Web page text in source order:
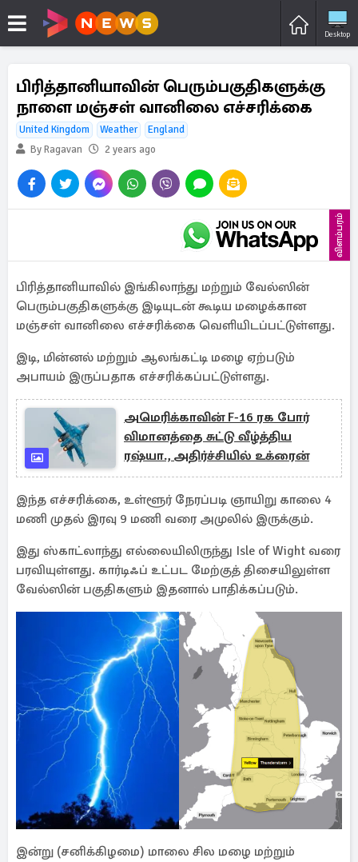
Desktop
பிரித்தானியாவின் பெரும்பகுதிகளுக்கு
நாளை மஞ்சள் வானிலை எச்சரிக்கை
United Kingdom Weather
England
By Ragavan
2 years ago
விளம்பரம்
பிரித்தானியாவில் இங்கிலாந்து மற்றும் வேல்ஸின்
பெரும்பகுதிகளுக்கு இடியுடன் கூடிய மழைக்கான
மஞ்சள் வானிலை எச்சரிக்கை வெளியிடப்பட்டுள்ளது.
இடி, மின்னல் மற்றும் ஆலங்கட்டி மழை ஏற்படும்
அபாயம் இருப்பதாக எச்சரிக்கப்பட்டுள்ளது.
அமெரிக்காவின் F-16 ரக போர்
விமானத்தை சுட்டு வீழ்த்திய
ரஷ்யா., அதிர்ச்சியில் உக்ரைன்
இந்த எச்சரிக்கை, உள்ளூர் நேரப்படி ஞாயிறு காலை 4
மணி முதல் இரவு 9 மணி வரை அமுலில் இருக்கும்.
இது ஸ்காட்லாந்து எல்லையிலிருந்து Isle of Wight வரை
பரவியுள்ளது. கார்டிஃப் உட்பட மேற்குத் திசையிலுள்ள
வேல்ஸின் பகுதிகளும் இதனால் பாதிக்கப்படும்.
இன்று (சனிக்கிழமை) மாலை சில மழை மற்றும்